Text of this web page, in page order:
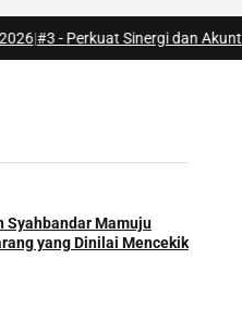
Perkuat Sinergi dan Akuntabilitas,
Syahbandar Mamuju
yang Dinilai Mencekik